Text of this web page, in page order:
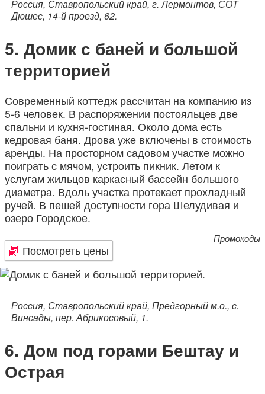
Россия, Ставропольский край, г. Лермонтов, СОТ
Дюшес, 14-й проезд, 62.
Домик с баней и большой
территорией
Современный коттедж рассчитан на компанию из
5-6 человек. В распоряжении постояльцев две
спальни и кухня-гостиная. Около дома есть
кедровая баня. Дрова уже включены в стоимость
аренды. На просторном садовом участке можно
поиграть с мячом, устроить пикник. Летом к
услугам жильцов каркасный бассейн большого
диаметра. Вдоль участка протекает прохладный
ручей. В пешей доступности гора Шелудивая и
озеро Городское.
Посмотреть цены
Промокоды
Россия, Ставропольский край, Предгорный м.о., с.
Винсады, пер. Абрикосовый, 1.
Дом под горами Бештау и
Острая